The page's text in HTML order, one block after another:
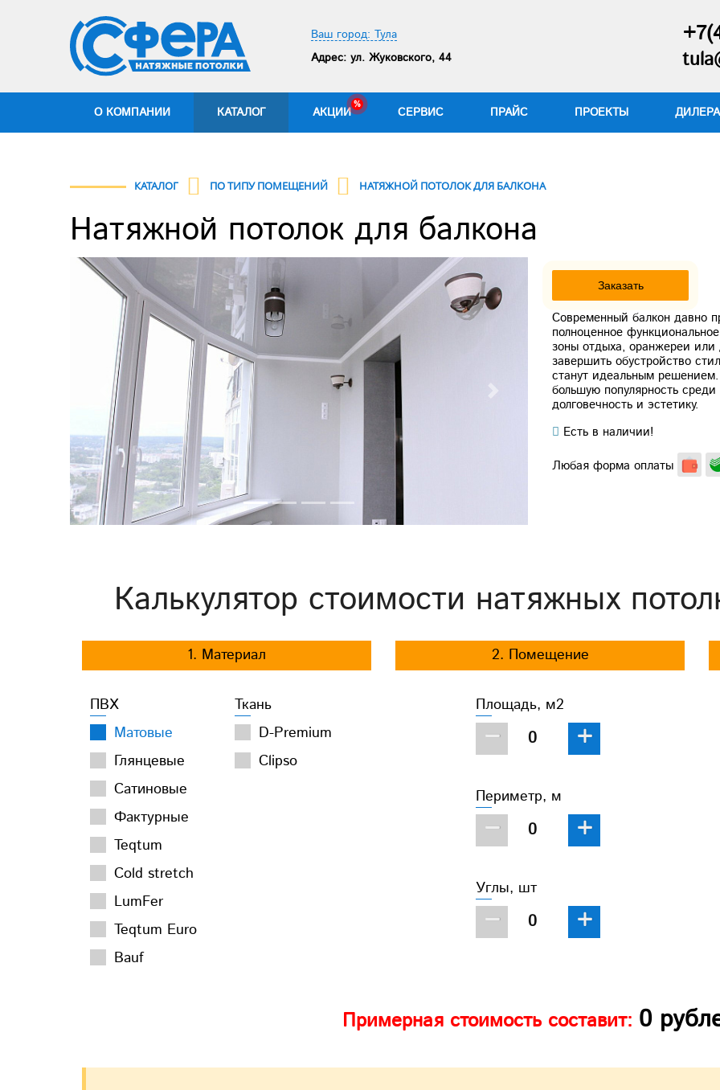
Ваш город: Тула
Адрес: ул. Жуковского, 44
О КОМПАНИИ КАТАЛОГ АКЦИИ СЕРВИС ПРАЙС ПРОЕКТЫ
КАТАЛОГ ПО ТИПУ ПОМЕЩЕНИЙ НАТЯЖНОЙ ПОТОЛОК ДЛЯ БАЛКОНА
Натяжной потолок для балкона
Previous
Заказать
Современный балкон давно
полноценное
зоны отдыха, оранжереи
завершить обустройство
станут идеальным
большую популярность
долговечность и эстетику.
Есть в наличии!
Любая форма оплаты
Калькулятор стоимости натяжных
1. Материал
ПВХ
Матовые
Глянцевые
Сатиновые
Фактурные
Teqtum
Cold stretch
LumFer
Teqtum Euro
Bauf
Ткань
D-Premium
Clipso
2. Помещение
Площадь, м2
− +
Периметр, м
− +
Углы, шт
− +
Примерная стоимость составит: 0